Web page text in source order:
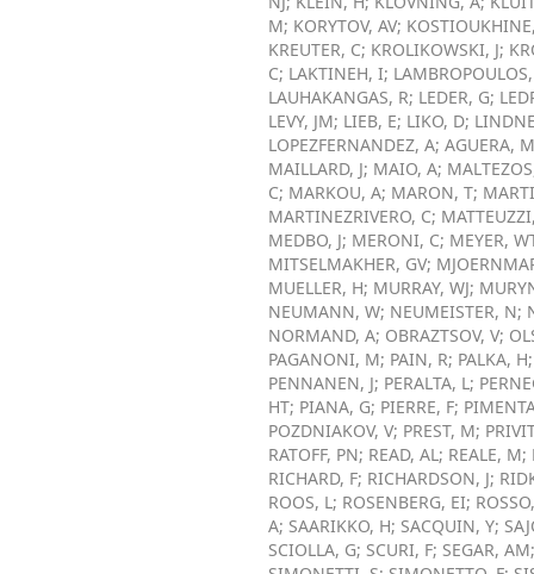
M; KORYTOV, AV;
KREUTER, C; KROLIKOWSKI, J;
C; LAKTINEH, I;
LAUHAKANGAS, R; LEDER, G;
LEVY, JM; LIEB, E; LIKO, D;
LOPEZFERNANDEZ, A; AGUERA,
MAILLARD, J; MAIO, A;
C; MARKOU, A; MARON, T;
MARTINEZRIVERO, C;
MEDBO, J; MERONI, C; MEYER,
MITSELMAKHER, GV;
MUELLER, H; MURRAY, WJ;
NEUMANN, W; NEUMEISTER, N;
NORMAND, A; OBRAZTSOV, V;
PAGANONI, M; PAIN, R; PALKA, H
PENNANEN, J; PERALTA, L;
HT; PIANA, G; PIERRE, F;
POZDNIAKOV, V; PREST, M;
RATOFF, PN; READ, AL; REALE, M;
RICHARD, F; RICHARDSON, J;
ROOS, L; ROSENBERG, EI;
A; SAARIKKO, H; SACQUIN, Y;
SCIOLLA, G; SCURI, F; SEGAR, AM